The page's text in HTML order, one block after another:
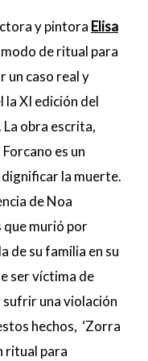
y pintora Elisa
modo de ritual para
un caso real y
la XI edición del
obra escrita,
es un
la muerte.
de Noa
que murió por
de su familia en su
ser víctima de
sufrir una violación
hechos, ‘Zorra
ritual para